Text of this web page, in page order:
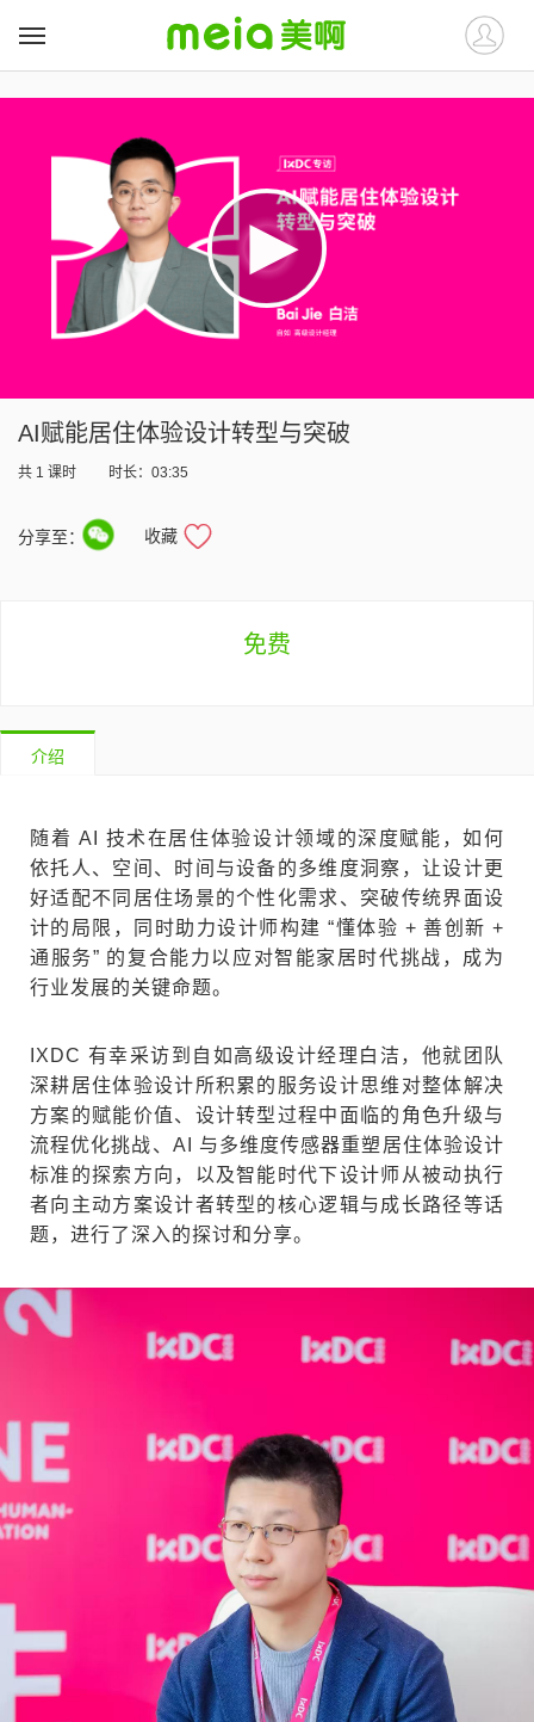
AI赋能居住体验设计转型与突破
共 1 课时 时长：03:35
分享至： 收藏
免费
介绍
随着 AI 技术在居住体验设计领域的深度赋能，如何
依托人、空间、时间与设备的多维度洞察，让设计更
好适配不同居住场景的个性化需求、突破传统界面设
计的局限，同时助力设计师构建 “懂体验 + 善创新 +
通服务” 的复合能力以应对智能家居时代挑战，成为
行业发展的关键命题。
IXDC 有幸采访到自如高级设计经理白洁，他就团队
深耕居住体验设计所积累的服务设计思维对整体解决
方案的赋能价值、设计转型过程中面临的角色升级与
流程优化挑战、AI 与多维度传感器重塑居住体验设计
标准的探索方向，以及智能时代下设计师从被动执行
者向主动方案设计者转型的核心逻辑与成长路径等话
题，进行了深入的探讨和分享。